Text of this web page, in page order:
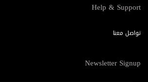
Help & Support
تواصل معنا
Newsletter Signup